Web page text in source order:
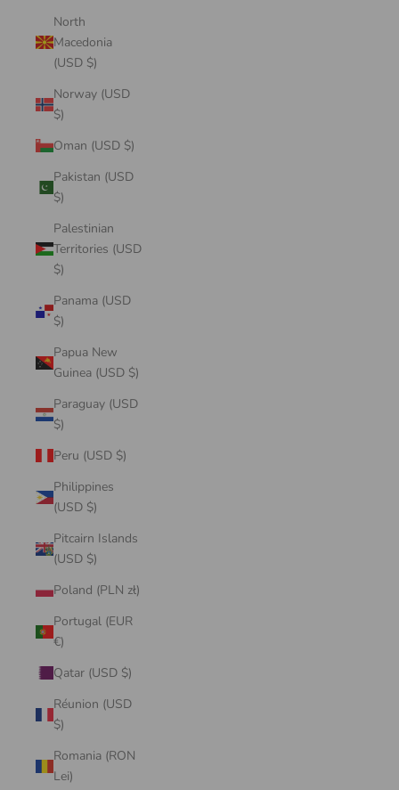
North
Macedonia
(USD $)
Norway (USD
$)
Oman (USD $)
Pakistan (USD
$)
Palestinian
Territories (USD
$)
Panama (USD
$)
Papua New
Guinea (USD $)
Paraguay (USD
$)
Peru (USD $)
Philippines
(USD $)
Pitcairn Islands
(USD $)
Poland (PLN zł)
Portugal (EUR
€)
Qatar (USD $)
Réunion (USD
$)
Romania (RON
Lei)